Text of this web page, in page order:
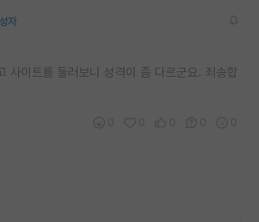
자
사이트를 둘러보니 성격이 좀 다르군요. 죄송합